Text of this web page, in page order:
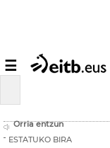
☰
Orria entzun
ESTATUKO BIRA